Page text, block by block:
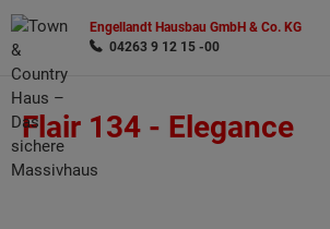
Engellandt Hausbau GmbH & Co. KG
04263 9 12 15 -00
Flair 134 - Elegance
Wonach möchten Sie suchen?